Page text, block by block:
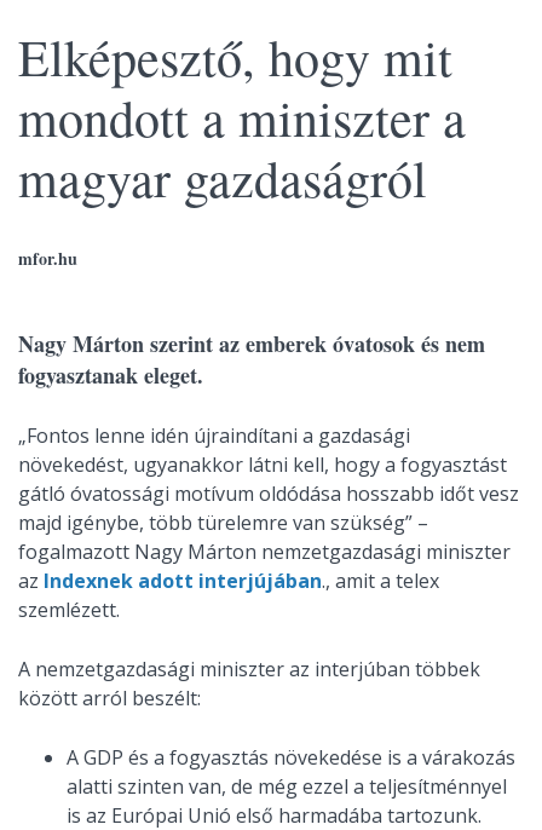
Elképesztő, hogy mit
mondott a miniszter a
magyar gazdaságról
mfor.hu
Nagy Márton szerint az emberek óvatosok és nem
fogyasztanak eleget.
„Fontos lenne idén újraindítani a gazdasági
növekedést, ugyanakkor látni kell, hogy a fogyasztást
gátló óvatossági motívum oldódása hosszabb időt vesz
majd igénybe, több türelemre van szükség” –
fogalmazott Nagy Márton nemzetgazdasági miniszter
az Indexnek adott interjújában., amit a telex
szemlézett.
A nemzetgazdasági miniszter az interjúban többek
között arról beszélt:
A GDP és a fogyasztás növekedése is a várakozás
alatti szinten van, de még ezzel a teljesítménnyel
is az Európai Unió első harmadába tartozunk.